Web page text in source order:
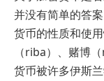
并没有简单的答
货币的性质和使
（riba）、赌博
货币被许多伊斯